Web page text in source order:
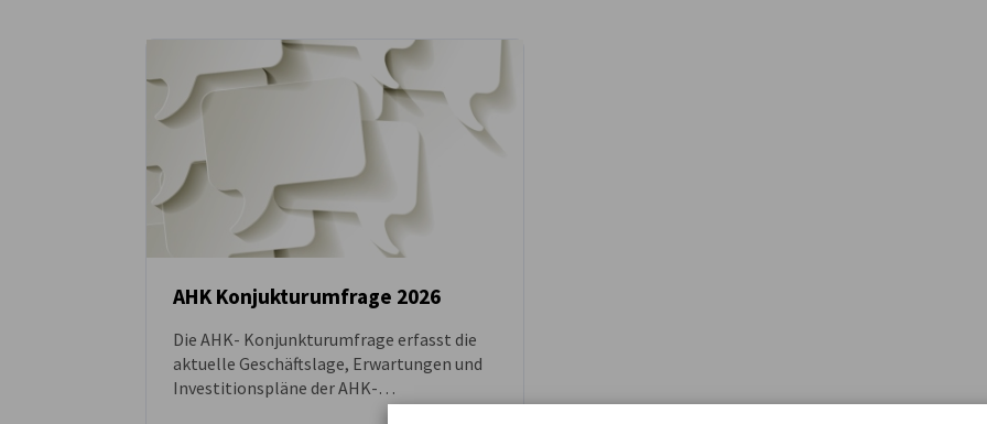
NEUIGKEITEN
AHK Konjukturumfrage 2026
Die AHK- Konjunkturumfrage erfasst die
aktuelle Geschäftslage, Erwartungen und
Investitionspläne der AHK-
Mitgliedsunternehmen im Baltikum.